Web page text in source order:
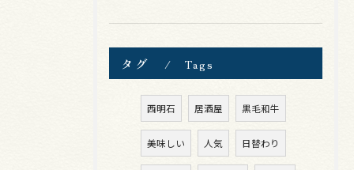
タグ Tags
西明石 居酒屋 黒毛和牛
美味しい 人気 日替わり